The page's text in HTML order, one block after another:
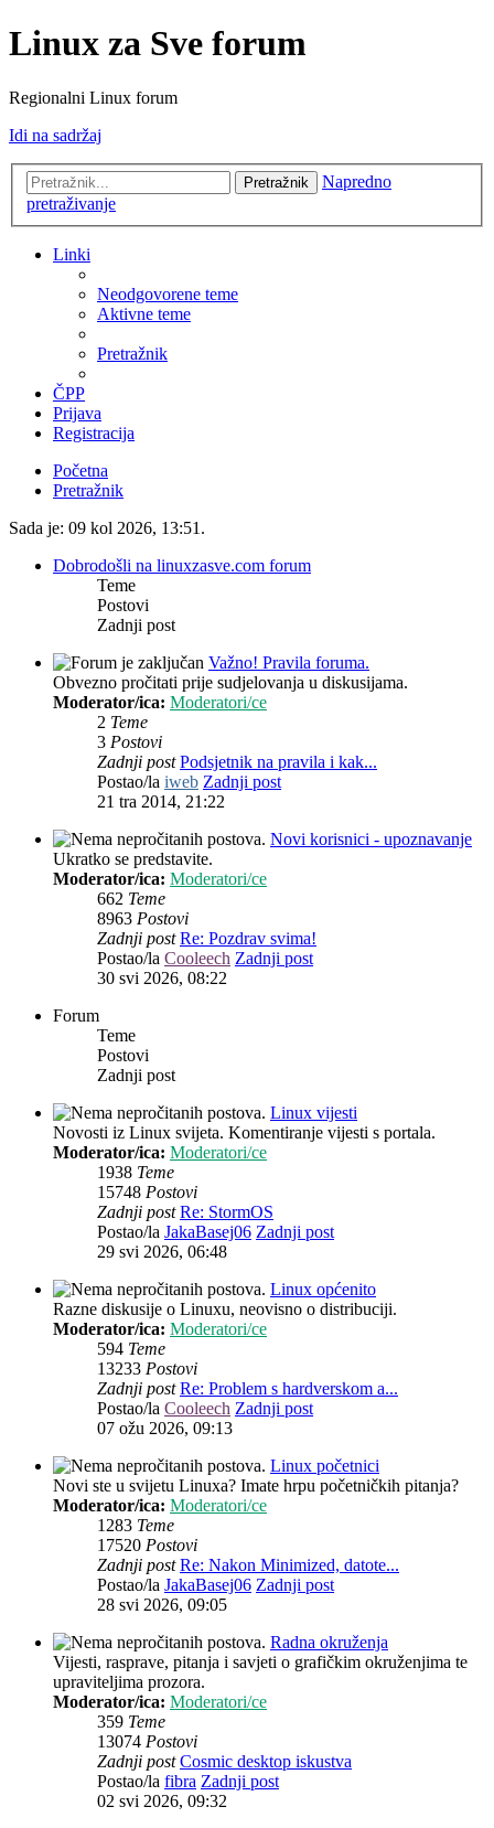
Linux za Sve forum
Regionalni Linux forum
Idi na sadržaj
Pretražnik
Napredno
pretraživanje
Linki
Neodgovorene teme
Aktivne teme
Pretražnik
ČPP
Prijava
Registracija
Početna
Pretražnik
Sada je: 09 kol 2026, 13:51.
Dobrodošli na linuxzasve.com forum
Teme
Postovi
Zadnji post
Važno! Pravila foruma.
Obvezno pročitati prije sudjelovanja u diskusijama.
Moderator/ica: Moderatori/ce
2 Teme
3 Postovi
Zadnji post Podsjetnik na pravila i kak...
Postao/la iweb Zadnji post
21 tra 2014, 21:22
Novi korisnici - upoznavanje
Ukratko se predstavite.
Moderator/ica: Moderatori/ce
662 Teme
8963 Postovi
Zadnji post Re: Pozdrav svima!
Postao/la Cooleech Zadnji post
30 svi 2026, 08:22
Forum
Teme
Postovi
Zadnji post
Linux vijesti
Novosti iz Linux svijeta. Komentiranje vijesti s portala.
Moderator/ica: Moderatori/ce
1938 Teme
15748 Postovi
Zadnji post Re: StormOS
Postao/la JakaBasej06 Zadnji post
29 svi 2026, 06:48
Linux općenito
Razne diskusije o Linuxu, neovisno o distribuciji.
Moderator/ica: Moderatori/ce
594 Teme
13233 Postovi
Zadnji post Re: Problem s hardverskom a...
Postao/la Cooleech Zadnji post
07 ožu 2026, 09:13
Linux početnici
Novi ste u svijetu Linuxa? Imate hrpu početničkih pitanja?
Moderator/ica: Moderatori/ce
1283 Teme
17520 Postovi
Zadnji post Re: Nakon Minimized, datote...
Postao/la JakaBasej06 Zadnji post
28 svi 2026, 09:05
Radna okruženja
Vijesti, rasprave, pitanja i savjeti o grafičkim okruženjima te
upraviteljima prozora.
Moderator/ica: Moderatori/ce
359 Teme
13074 Postovi
Zadnji post Cosmic desktop iskustva
Postao/la fibra Zadnji post
02 svi 2026, 09:32